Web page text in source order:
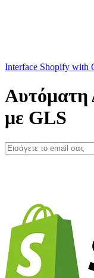
Interface Shopify with
Αυτόματη
με GLS